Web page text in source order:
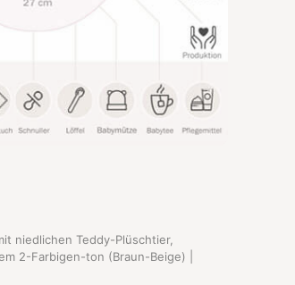
niedlichen Teddy-Plüschtier,
2-Farbigen-ton (Braun-Beige) |